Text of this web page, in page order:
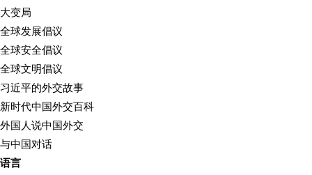
大变局
全球发展倡议
全球安全倡议
全球文明倡议
习近平的外交故事
新时代中国外交百科
外国人说中国外交
与中国对话
语言